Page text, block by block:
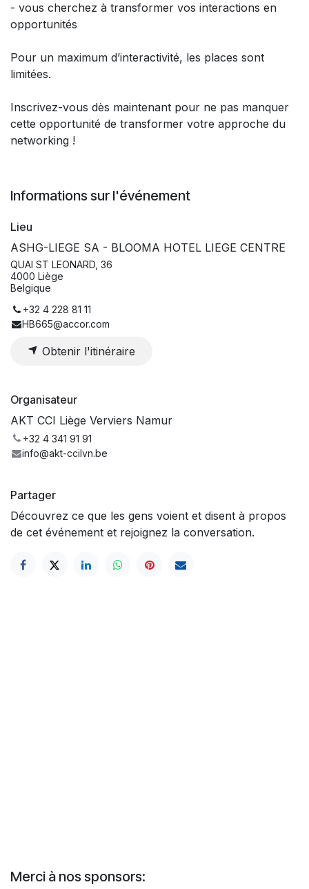
- vous cherchez à transformer vos interactions en
opportunités
Pour un maximum d’interactivité, les places sont
limitées.
Inscrivez-vous dès maintenant pour ne pas manquer
cette opportunité de transformer votre approche du
networking !
Informations sur l'événement
Lieu
ASHG-LIEGE SA - BLOOMA HOTEL LIEGE CENTRE
QUAI ST LEONARD, 36
4000 Liège
Belgique
+32 4 228 81 11
HB665@accor.com
Obtenir l'itinéraire
Organisateur
AKT CCI Liège Verviers Namur
+32 4 341 91 91
info@akt-ccilvn.be
Partager
Découvrez ce que les gens voient et disent à propos
de cet événement et rejoignez la conversation.
Merci à nos sponsors: